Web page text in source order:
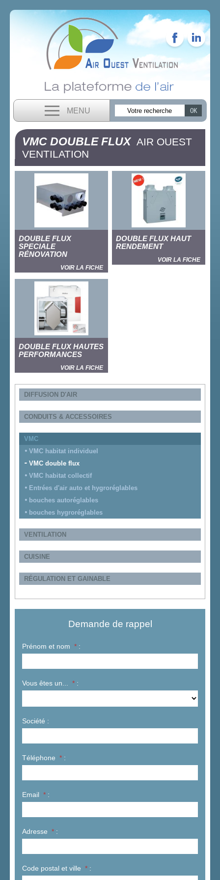
MENU
VMC DOUBLE FLUXAIR OUEST
VENTILATION
DOUBLE FLUX
SPECIALE
RÉNOVATION
VOIR LA FICHE
DOUBLE FLUX HAUT
RENDEMENT
VOIR LA FICHE
DOUBLE FLUX HAUTES
PERFORMANCES
VOIR LA FICHE
DIFFUSION D'AIR
CONDUITS & ACCESSOIRES
VMC
VMC habitat individuel
VMC double flux
VMC habitat collectif
Entrées d'air auto et hygroréglables
bouches autoréglables
bouches hygroréglables
VENTILATION
CUISINE
RÉGULATION ET GAINABLE
Demande de rappel
Prénom et nom * :
Vous êtes un... * :
Société :
Téléphone * :
Email * :
Adresse * :
Code postal et ville * :